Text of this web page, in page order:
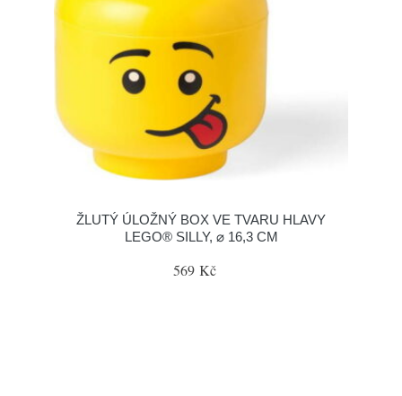
ŽLUTÝ ÚLOŽNÝ BOX VE TVARU HLAVY
LEGO® SILLY, ⌀ 16,3 CM
569 Kč